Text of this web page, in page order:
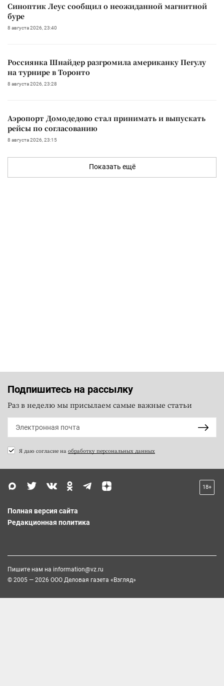
Синоптик Леус сообщил о неожиданной магнитной
буре
8 августа 2026, 23:40
Россиянка Шнайдер разгромила американку Пегулу
на турнире в Торонто
8 августа 2026, 23:28
Аэропорт Домодедово стал принимать и выпускать
рейсы по согласованию
8 августа 2026, 23:15
Показать ещё
Подпишитесь на рассылку
Раз в неделю мы присылаем самые важные статьи
Я даю согласие на обработку персональных данных
18+
Полная версия сайта
Редакционная политика
Пишите нам на information@vz.ru
© 2005 — 2026 ООО Деловая газета «Взгляд»